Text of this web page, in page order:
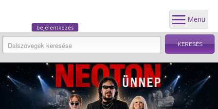
Menü
bejelentkezés